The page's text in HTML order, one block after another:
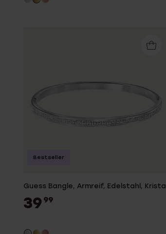
Guess Bangle, Armreif, Edelstahl, Kristall
39 99
Bestseller